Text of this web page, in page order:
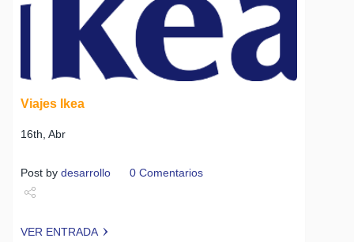
Viajes Ikea
16th, Abr
Post by desarrollo 0 Comentarios
VER ENTRADA